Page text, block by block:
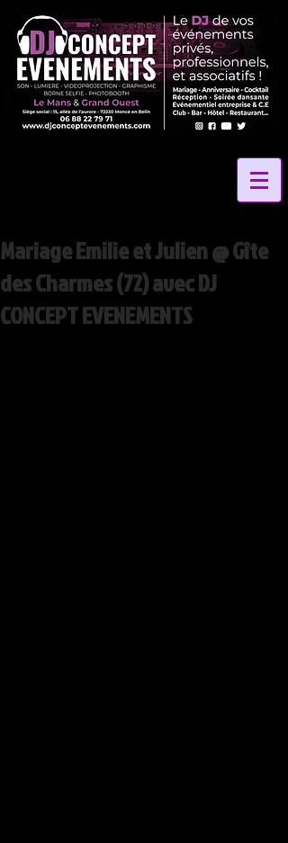
Mariage Emilie et Julien @ Gîte
des Charmes (72) avec DJ
CONCEPT EVENEMENTS